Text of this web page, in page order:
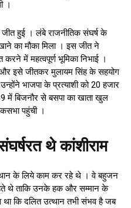
।
जीत हुई । लंबे राजनीतिक संघर्ष के
का मौका मिला । इस जीत ने
में महत्वपूर्ण भूमिका निभाई ।
और इसे जीतकर मुलायम सिंह के सहयोग
भाजपा के प्रत्याशी को 20 हजार
में बिजनौर से बसपा का खाता खुल
पहुंची ।
थे कांशीराम
के लिये काम कर रहे थे । वे बहुजन
थे ताकि उनके हक और सम्मान के
था कि दलित उत्थान तभी संभव है जब